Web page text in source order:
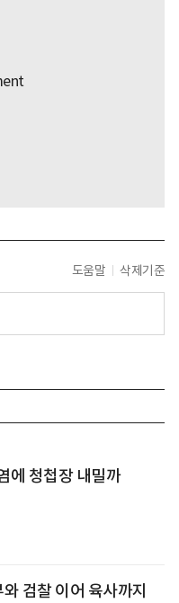
도움말 삭제기준
에 청첩장 내밀까
검찰 이어 육사까지